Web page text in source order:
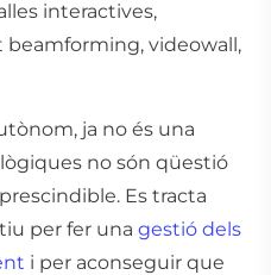
interactives,
videowall,
ja no és una
no són qüestió
Es tracta
per fer una gestió dels
i per aconseguir que